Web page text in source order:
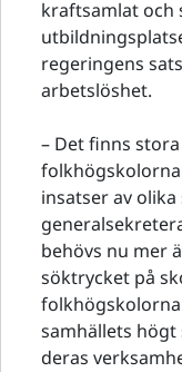
kraftsamlat och
regeringens
arbetslöshet.
– Det finns
insatser av
behövs nu mer
söktrycket på
samhällets
deras